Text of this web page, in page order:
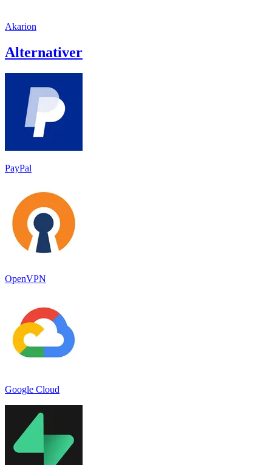
Akarion
Alternativer
PayPal
OpenVPN
Google Cloud